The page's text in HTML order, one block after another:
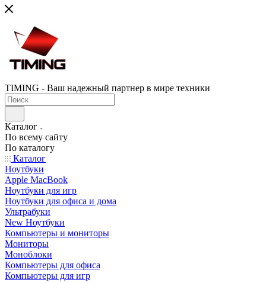
TIMING - Ваш надежный партнер в мире техники
Каталог
По всему сайту
По каталогу
Каталог
Ноутбуки
Apple MacBook
Ноутбуки для игр
Ноутбуки для офиса и дома
Ультрабуки
New Ноутбуки
Компьютеры и мониторы
Мониторы
Моноблоки
Компьютеры для офиса
Компьютеры для игр